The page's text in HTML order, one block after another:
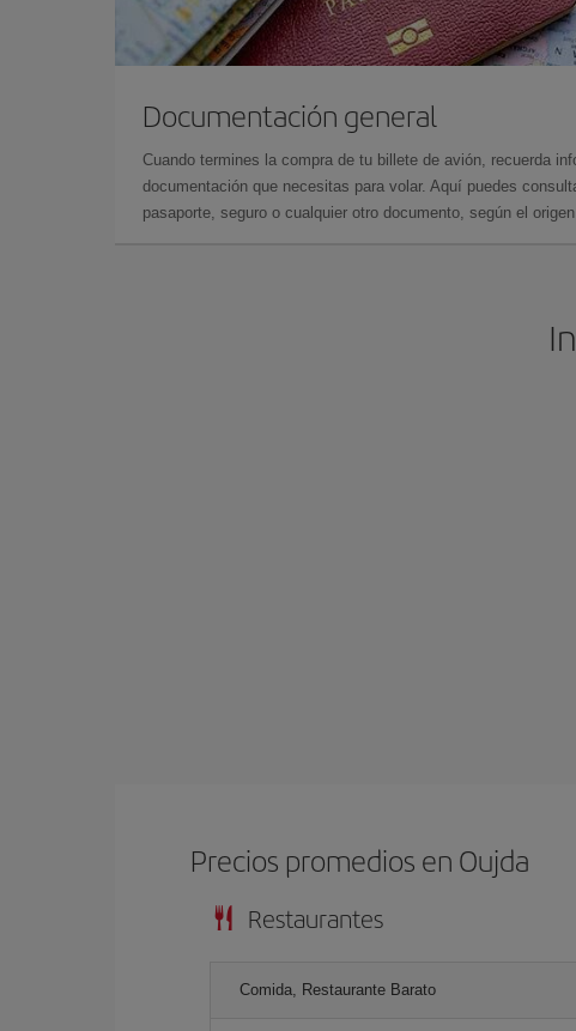
Documentación general
Cuando termines la compra de tu billete de avión, recuerda
documentación que necesitas para volar. Aquí puedes
pasaporte, seguro o cualquier otro documento, según el
Precios promedios en Oujda
Restaurantes
Comida, Restaurante Barato